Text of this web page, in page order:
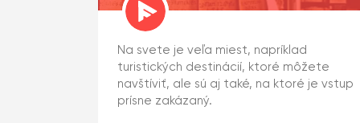
Na svete je veľa miest, napríklad
turistických destinácií, ktoré môžete
navštíviť, ale sú aj také, na ktoré je vstup
prísne zakázaný.